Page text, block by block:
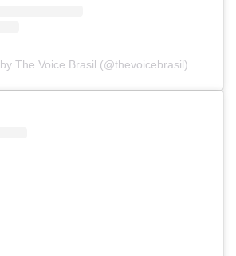
The Voice Brasil (@thevoicebrasil)